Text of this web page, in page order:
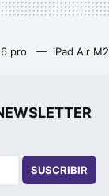
pro iPad Air
SUSCRIBIR